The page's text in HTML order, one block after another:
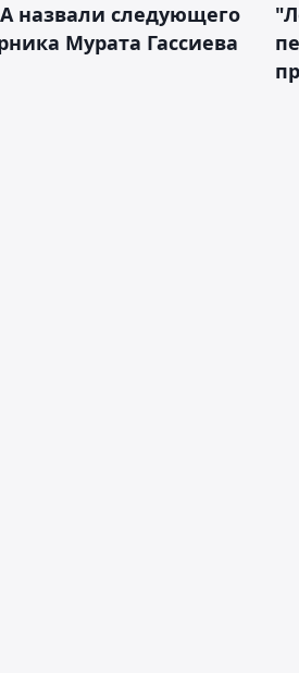
назвали следующего
Мурата Гассиева